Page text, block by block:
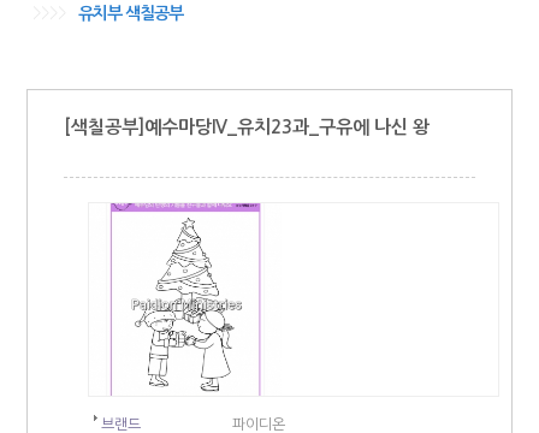
유치부 색칠공부
[색칠공부]예수마당IV_유치23과_구유에 나신 왕
브랜드
파이디온